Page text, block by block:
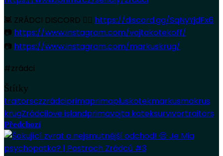
👾 ZRÁDCI DISCORD 👉🏻 https://discord.gg/SqNyYjdFx6
📷 https://www.instagram.com/vojtakotekoff/
📷 https://www.instagram.com/markuskrug/
#zrádci
Štítky
traitorsczzrádciprimaprimapluskotekmarkusmakrus
krugZrádcilove islandprimavojta koteksurvivortraitors
Předchozí